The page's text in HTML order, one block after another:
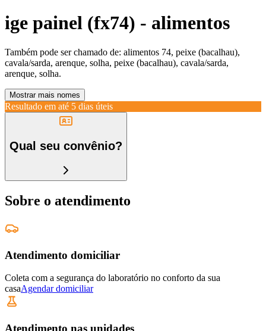
ige painel (fx74) - alimentos
Também pode ser chamado de: alimentos 74, peixe (bacalhau),
cavala/sarda, arenque, solha, peixe (bacalhau), cavala/sarda,
arenque, solha.
Mostrar mais nomes
Resultado em até 5 dias úteis
Qual seu convênio?
Sobre o atendimento
Atendimento domiciliar
Coleta com a segurança do laboratório no conforto da sua
casaAgendar domiciliar
Atendimento nas unidades